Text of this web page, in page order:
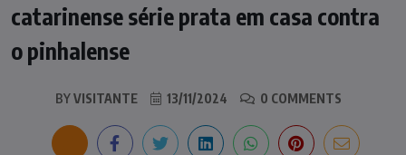
catarinense série prata em casa contra
o pinhalense
BYVISITANTE 13/11/2024 0 COMMENTS